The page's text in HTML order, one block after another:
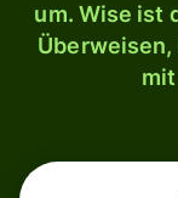
um. Wise ist
Überweisen,